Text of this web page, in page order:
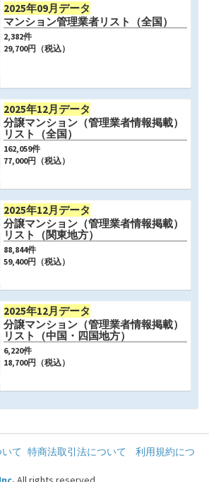
2025年09月データ
マンション管理業者リスト（全国）
2,382件
29,700円（税込）
2025年12月データ
分譲マンション（管理業者情報掲載）
リスト（全国）
162,059件
77,000円（税込）
2025年12月データ
分譲マンション（管理業者情報掲載）
リスト（関東地方）
88,844件
59,400円（税込）
2025年12月データ
分譲マンション（管理業者情報掲載）
リスト（中国・四国地方）
6,220件
18,700円（税込）
て 特商法取引法について
利用規約につ